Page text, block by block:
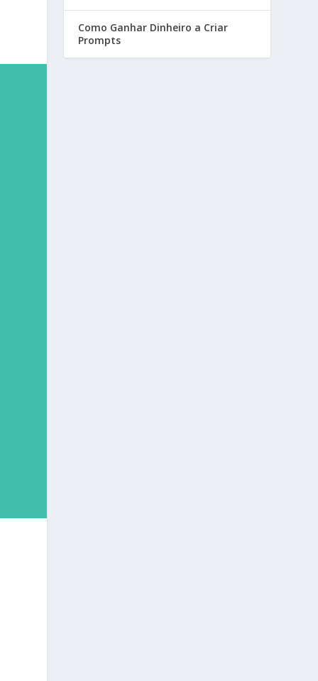
Como Ganhar Dinheiro a Criar
Prompts